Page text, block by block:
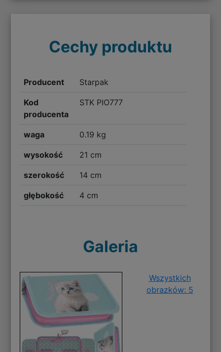
Cechy produktu
Producent Starpak
Kod
producenta
STK PIO777
waga 0.19 kg
wysokość 21 cm
szerokość 14 cm
głębokość 4 cm
Galeria
Wszystkich
obrazków: 5